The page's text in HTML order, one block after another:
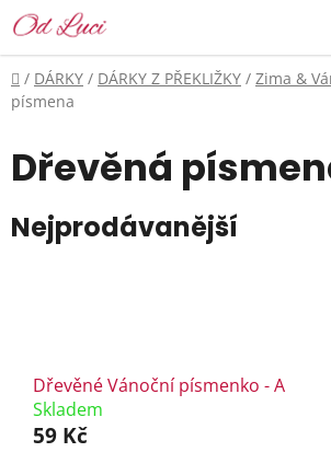
Přejít
na
obsah
Domů
/ DÁRKY / DÁRKY Z PŘEKLIŽKY / Zima &
písmena
Dřevěná
Nejprodávanější
Dřevěné Vánoční písmenko - A
Skladem
59 Kč